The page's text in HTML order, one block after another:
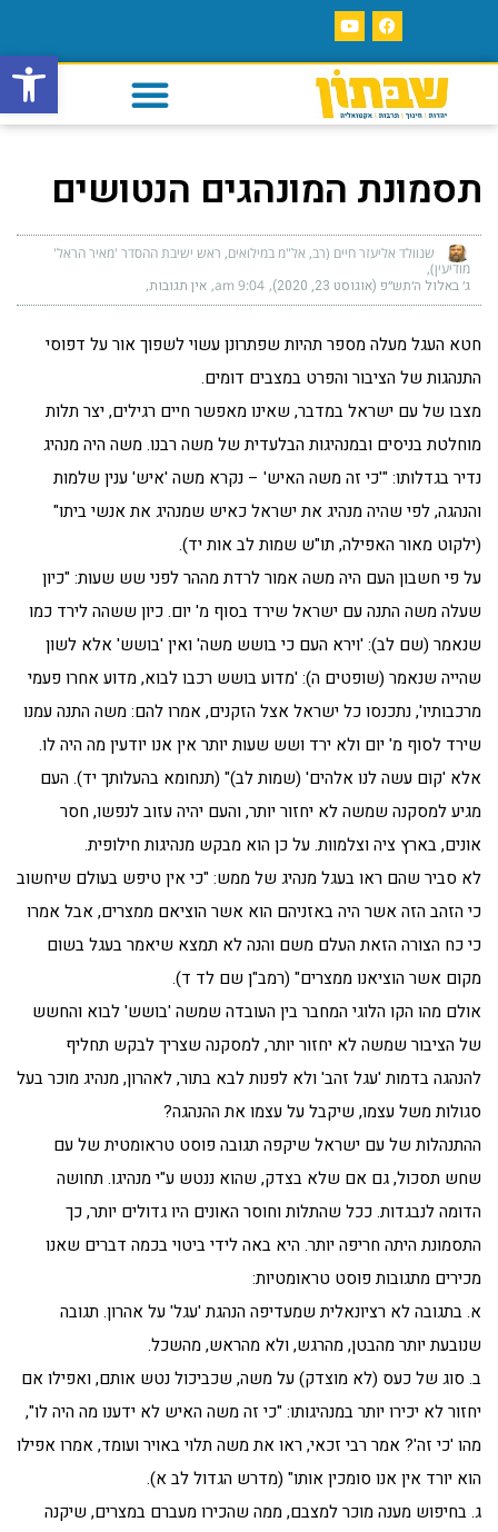
פתח
תסמונת המונהגים הנטושים
שנוולד אליעזר חיים (רב, אל"מ במילואים, ראש ישיבת ההסדר 'מאיר הראל'
מודיעין)
ג׳ באלול ה׳תש״פ (אוגוסט 23, 2020) 9:04 am אין תגובות
חטא העגל מעלה מספר תהיות שפתרונן עשוי לשפוך אור על דפוסי
התנהגות של הציבור והפרט במצבים דומים.
מצבו של עם ישראל במדבר, שאינו מאפשר חיים רגילים, יצר תלות
מוחלטת בניסים ובמנהיגות הבלעדית של משה רבנו. משה היה מנהיג
נדיר בגדלותו: "'כי זה משה האיש' – נקרא משה 'איש' ענין שלמות
והנהגה, לפי שהיה מנהיג את ישראל כאיש שמנהיג את אנשי ביתו"
(ילקוט מאור האפילה, תו"ש שמות לב אות יד).
על פי חשבון העם היה משה אמור לרדת מההר לפני שש שעות: "כיון
שעלה משה התנה עם ישראל שירד בסוף מ' יום. כיון ששהה לירד כמו
שנאמר (שם לב): 'וירא העם כי בושש משה' ואין 'בושש' אלא לשון
שהייה שנאמר (שופטים ה): 'מדוע בושש רכבו לבוא, מדוע אחרו פעמי
מרכבותיו', נתכנסו כל ישראל אצל הזקנים, אמרו להם: משה התנה עמנו
שירד לסוף מ' יום ולא ירד ושש שעות יותר אין אנו יודעין מה היה לו.
אלא 'קום עשה לנו אלהים' (שמות לב)" (תנחומא בהעלותך יד). העם
מגיע למסקנה שמשה לא יחזור יותר, והעם יהיה עזוב לנפשו, חסר
אונים, בארץ ציה וצלמוות. על כן הוא מבקש מנהיגות חילופית.
לא סביר שהם ראו בעגל מנהיג של ממש: "כי אין טיפש בעולם שיחשוב
כי הזהב הזה אשר היה באזניהם הוא אשר הוציאם ממצרים, אבל אמרו
כי כח הצורה הזאת העלם משם והנה לא תמצא שיאמר בעגל בשום
מקום אשר הוציאנו ממצרים" (רמב"ן שם לד ד).
אולם מהו הקו הלוגי המחבר בין העובדה שמשה 'בושש' לבוא והחשש
של הציבור שמשה לא יחזור יותר, למסקנה שצריך לבקש תחליף
להנהגה בדמות 'עגל זהב' ולא לפנות לבא בתור, לאהרון, מנהיג מוכר בעל
סגולות משל עצמו, שיקבל על עצמו את ההנהגה?
ההתנהלות של עם ישראל שיקפה תגובה פוסט טראומטית של עם
שחש תסכול, גם אם שלא בצדק, שהוא ננטש ע"י מנהיגו. תחושה
הדומה לנבגדות. ככל שהתלות וחוסר האונים היו גדולים יותר, כך
התסמונת היתה חריפה יותר. היא באה לידי ביטוי בכמה דברים שאנו
מכירים מתגובות פוסט טראומטיות:
א. בתגובה לא רציונאלית שמעדיפה הנהגת 'עגל' על אהרון. תגובה
שנובעת יותר מהבטן, מהרגש, ולא מהראש, מהשכל.
ב. סוג של כעס (לא מוצדק) על משה, שכביכול נטש אותם, ואפילו אם
יחזור לא יכירו יותר במנהיגותו: "כי זה משה האיש לא ידענו מה היה לו",
מהו 'כי זה'? אמר רבי זכאי, ראו את משה תלוי באויר ועומד, אמרו אפילו
הוא יורד אין אנו סומכין אותו" (מדרש הגדול לב א).
ג. בחיפוש מענה מוכר למצבם, ממה שהכירו מעברם במצרים, שיקנה